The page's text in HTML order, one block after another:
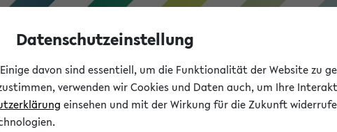
Datenschutzeinstellung
davon sind essentiell, um die Funktionalität der Website zu
verwenden wir Cookies und Daten auch, um Ihre
einsehen und mit der Wirkung für die Zukunft